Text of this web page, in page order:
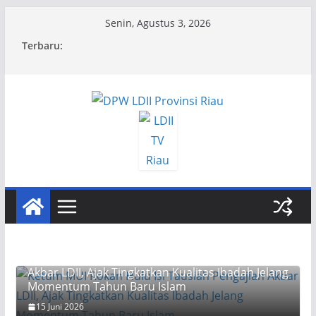
Senin, Agustus 3, 2026
Terbaru:
Akbar LDII, Ajak Tingkatkan Kualitas Ibadah Jelang
Momentum Tahun Baru Islam
15 Juni 2026